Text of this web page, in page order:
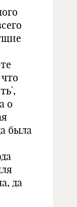
о
была
да